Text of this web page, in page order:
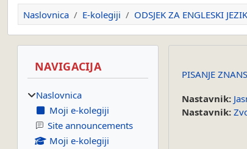
Naslovnica E-kolegiji ODSJEK ZA ENGLESKI
PISANJE
Nastavnik:
Nastavnik:
NAVIGACIJA
Naslovnica
Moji e-kolegiji
Site announcements
Moji e-kolegiji